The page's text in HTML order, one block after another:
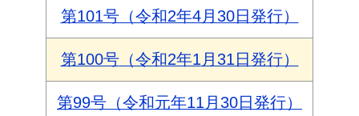
第101号（令和2年4月30日発行）
第100号（令和2年1 月31日発行）
第99号（令和元年11月30日発行）